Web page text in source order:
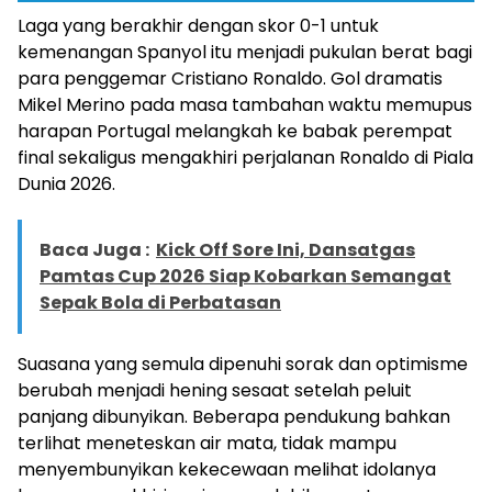
Laga yang berakhir dengan skor 0-1 untuk
kemenangan Spanyol itu menjadi pukulan berat bagi
para penggemar Cristiano Ronaldo. Gol dramatis
Mikel Merino pada masa tambahan waktu memupus
harapan Portugal melangkah ke babak perempat
final sekaligus mengakhiri perjalanan Ronaldo di Piala
Dunia 2026.
Baca Juga : Kick Off Sore Ini, Dansatgas
Pamtas Cup 2026 Siap Kobarkan Semangat
Sepak Bola di Perbatasan
Suasana yang semula dipenuhi sorak dan optimisme
berubah menjadi hening sesaat setelah peluit
panjang dibunyikan. Beberapa pendukung bahkan
terlihat meneteskan air mata, tidak mampu
menyembunyikan kekecewaan melihat idolanya